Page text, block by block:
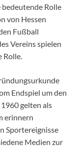
Rolle
von Hessen
Fußball
Vereins spielen
Endspiel um den
gelten als
erinnern
Sportereignisse
Medien zur